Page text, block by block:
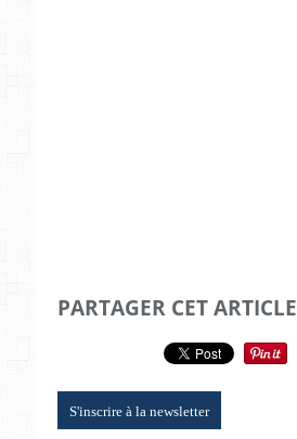
PARTAGER CET ARTICLE
S'inscrire à la newsletter